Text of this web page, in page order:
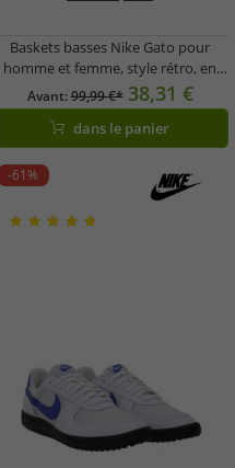
Baskets basses Nike Gato pour
homme et femme, style rétro, en
cuir véritable, pour salle, réf. HQ6019
400, bleu
Avant:99,99 €* 38,31 €
dans le panier
-61%